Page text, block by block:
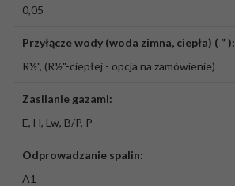
0,05
Przyłącze wody (woda zimna, ciepła) ( ” ):
R½", (R½"-ciepłej - opcja na zamówienie)
Zasilanie gazami:
E, H, Lw, B/P, P
Odprowadzanie spalin:
A1